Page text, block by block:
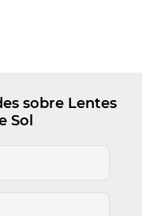
sobre Lentes
Sol